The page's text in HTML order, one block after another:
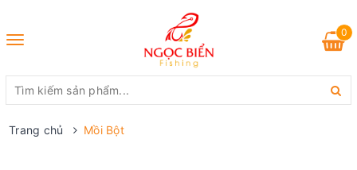
Toggle
0
Trang chủ Mồi Bột